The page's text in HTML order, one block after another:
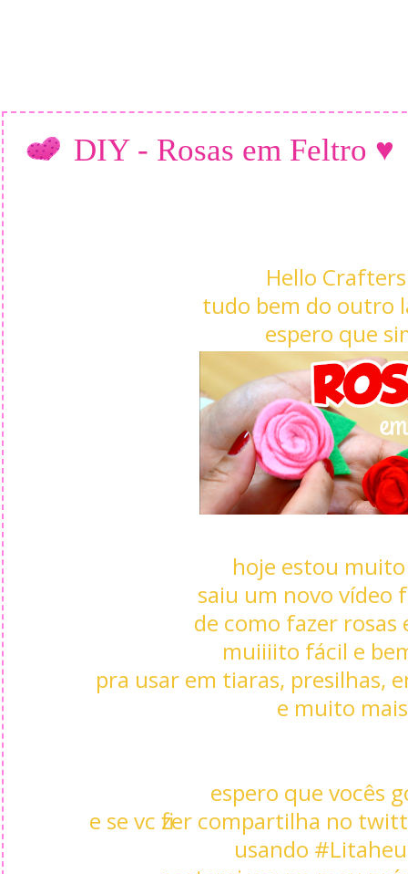
DIY - Rosas em Feltro ♥
Hello
tudo bem do outro
espero que
hoje estou
saiu um novo vídeo
de como fazer
muiiiito fácil e
pra usar em tiaras, presilhas,
e muito
espero que vocês
e se vc fizer compartilha no
usando